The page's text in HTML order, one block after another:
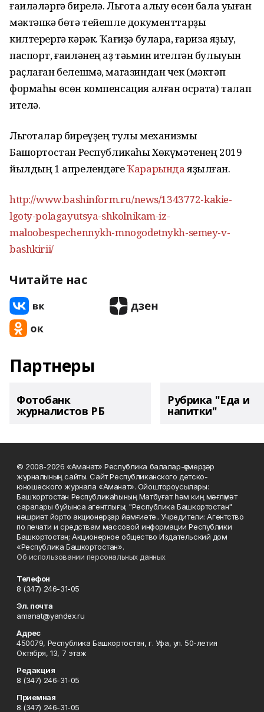
ғаиләләргә бирелә. Льгота алыу өсөн бала уҡыған
мәктәпкә бөтә тейешле документтарҙы
килтерергә кәрәк. Ҡағиҙә булараҡ, ғариза яҙыу,
паспорт, ғаиләнең аҙ тәьмин ителгән булыуын
раҫлаған белешмә, магазиндан чек (мәктәп
формаһы өсөн компенсация алған осраҡта) талап
ителә.
Льготалар биреүҙең тулы механизмы
Башҡортостан Республикаһы Хөкүмәтенең 2019
йылдың 1 апрелендәгеҠарарындаяҙылған.
http://www.bashinform.ru/news/1343772-kakie-
lgoty-polagayutsya-shkolnikam-iz-
maloobespechennykh-mnogodetnykh-semey-v-
bashkirii/
Читайте нас
Партнеры
Фотобанк
журналистов РБ
Рубрика "Еда и
напитки"
© 2008-2026 «Аманат» Республика балалар-үҫмерҙәр
журналының сайты. Сайт Республиканского детско-
юношеского журнала «Аманат». Ойоштороусылары:
Башҡортостан Республикаһының Матбуғат һәм киң мәғлүмәт
саралары буйынса агентлығы; "Республика Башкортостан"
нәшриәт йорто акционерҙар йәмғиәте.. Учредители: Агентство
по печати и средствам массовой информации Республики
Башкортостан; Акционерное общество Издательский дом
«Республика Башкортостан».
Об использовании персональных данных
Телефон
8 (347) 246-31-05
Эл. почта
amanat@yandex.ru
Адрес
450079, Республика Башкортостан, г. Уфа, ул. 50-летия
Октября, 13, 7 этаж
Редакция
8 (347) 246-31-05
Приемная
8 (347) 246-31-05